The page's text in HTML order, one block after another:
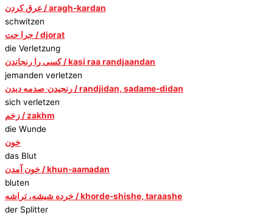
عرق کردن / aragh-kardan
schwitzen
جرا حت / djorat
die Verletzung
کسی را رنجاندن / kasi raa randjaandan
jemanden verletzen
رنجیدن˓ صدمه دیدن / randjidan, sadame-didan
sich verletzen
زخم / zakhm
die Wunde
خون
das Blut
خون آمدن / khun-aamadan
bluten
خرده شیشه، تراشه / khorde-shishe, taraashe
der Splitter